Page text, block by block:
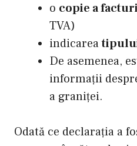
o copie a
TVA)
indicarea
De asemenea,
informații
a graniței.
Odată ce declarația a